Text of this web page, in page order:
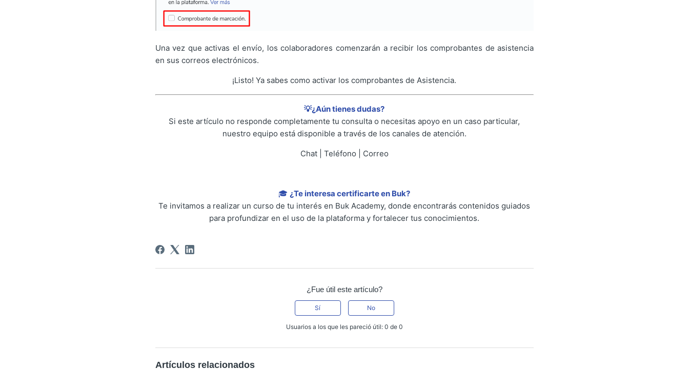
Una vez que activas el envío, los colaboradores comenzarán a recibir los comprobantes de asistencia
en sus correos electrónicos.
¡Listo! Ya sabes como activar los comprobantes de Asistencia.
💡¿Aún tienes dudas?
Si este artículo no responde completamente tu consulta o necesitas apoyo en un caso particular,
nuestro equipo está disponible a través de los canales de atención.
Chat | Teléfono | Correo
🎓¿Te interesa certificarte en Buk?
Te invitamos a realizar un curso de tu interés en Buk Academy, donde encontrarás contenidos guiados
para profundizar en el uso de la plataforma y fortalecer tus conocimientos.
¿Fue útil este artículo?
Sí No
Usuarios a los que les pareció útil: 0 de 0
Artículos relacionados